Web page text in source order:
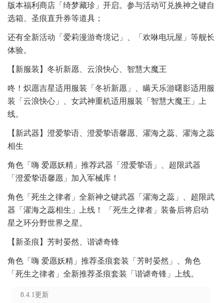
版本福利商店「绮梦藏珍」开启。参与活动可兑换神之键自
选箱、圣痕直升券等道具；
还有全新活动「爱莉漫游奇境记」、「欢咻电玩屋」等舰长
体验。
【新服装】冬祈新愿、云浪快心、智慧大魔王
咚！炽愿吉星适用服装「冬祈新愿」、瞒天乐游曙影适用服
装「云浪快心」、女武神重机适用服装「智慧大魔王」上
线。
【新武器】澄爱挚语、澄爱挚语馨愿、濯海之蕊、濯海之蕊
相生
角色「嗨 爱愿妖精」推荐武器「澄爱挚语」、超限武器
「澄爱挚语馨愿」加入军械库！
角色「死生之律者」全新神之键武器「濯海之蕊」、超限武
器「濯海之蕊相生」上线！ 「死生之律者」装备后将启动
星之环分野世界之星。
【新圣痕】芳时晏然、谐谑奇锋
角色「嗨 爱愿妖精」推荐圣痕套装「芳时晏然」、角色
「死生之律者」全新推荐圣痕套装「谐谑奇锋」上线。
8.4.1更新